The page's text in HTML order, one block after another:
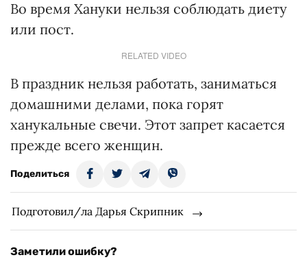
Во время Хануки нельзя соблюдать диету
или пост.
RELATED VIDEO
В праздник нельзя работать, заниматься
домашними делами, пока горят
ханукальные свечи. Этот запрет касается
прежде всего женщин.
Поделиться
Подготовил/ла Дарья Скрипник
Заметили ошибку?